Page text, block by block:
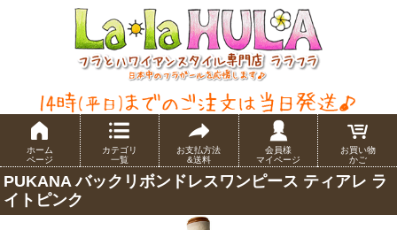
ホーム
ページ
カテゴリ
一覧
お支払方法
&送料
会員様
マイページ
お買い物
かご
PUKANA バックリボンドレスワンピース ティアレ ラ
イトピンク